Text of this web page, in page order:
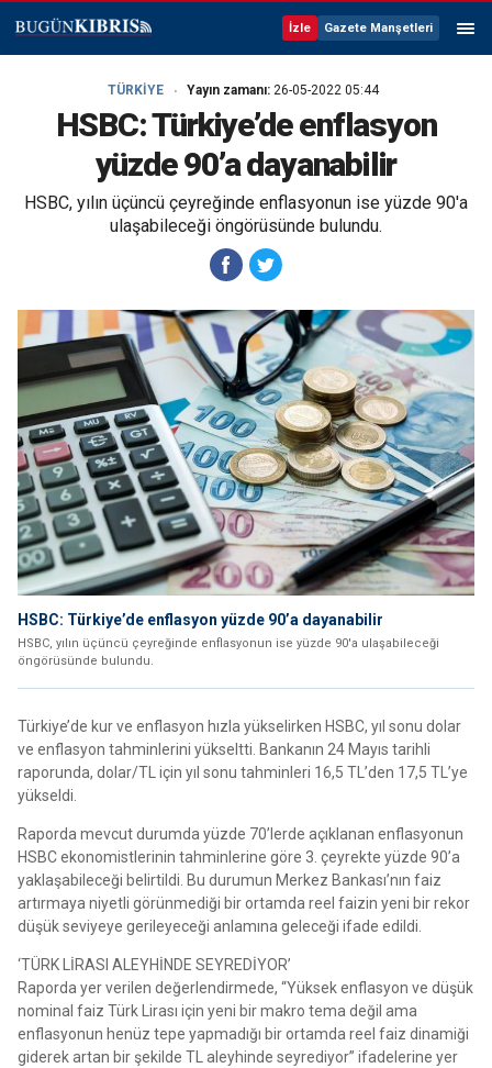
İzle Gazete Manşetleri
TÜRKİYE Yayın zamanı: 26-05-2022 05:44
HSBC: Türkiye’de enflasyon
yüzde 90’a dayanabilir
HSBC, yılın üçüncü çeyreğinde enflasyonun ise yüzde 90'a
ulaşabileceği öngörüsünde bulundu.
HSBC: Türkiye’de enflasyon yüzde 90’a dayanabilir
HSBC, yılın üçüncü çeyreğinde enflasyonun ise yüzde 90'a ulaşabileceği
öngörüsünde bulundu.
Türkiye’de kur ve enflasyon hızla yükselirken HSBC, yıl sonu dolar
ve enflasyon tahminlerini yükseltti. Bankanın 24 Mayıs tarihli
raporunda, dolar/TL için yıl sonu tahminleri 16,5 TL’den 17,5 TL’ye
yükseldi.
Raporda mevcut durumda yüzde 70’lerde açıklanan enflasyonun
HSBC ekonomistlerinin tahminlerine göre 3. çeyrekte yüzde 90’a
yaklaşabileceği belirtildi. Bu durumun Merkez Bankası’nın faiz
artırmaya niyetli görünmediği bir ortamda reel faizin yeni bir rekor
düşük seviyeye gerileyeceği anlamına geleceği ifade edildi.
‘TÜRK LİRASI ALEYHİNDE SEYREDİYOR’
Raporda yer verilen değerlendirmede, “Yüksek enflasyon ve düşük
nominal faiz Türk Lirası için yeni bir makro tema değil ama
enflasyonun henüz tepe yapmadığı bir ortamda reel faiz dinamiği
giderek artan bir şekilde TL aleyhinde seyrediyor” ifadelerine yer